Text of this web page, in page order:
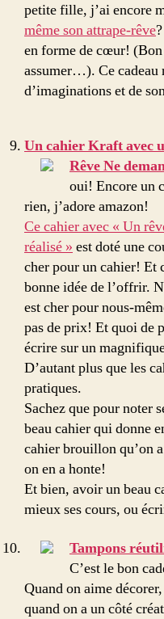
petite fille, j’ai encore
même son attrape-rêve
en forme de cœur!
assumer…). Ce cadeau
d’imaginations et de
Un cahier Kraft avec
Rêve Ne
oui! Encore un
rien, j’adore amazon!
Ce cahier avec « Un
réalisé » est doté une
cher pour un cahier! Et
bonne idée de l’offrir.
est cher pour nous-
pas de prix! Et quoi de
écrire sur un
D’autant plus que les
pratiques.
Sachez que pour noter
beau cahier qui donne
cahier brouillon qu’on
on en a honte!
Et bien, avoir un beau
mieux ses cours, ou
Tampons
C’est le bon
Quand on aime
quand on a un côté